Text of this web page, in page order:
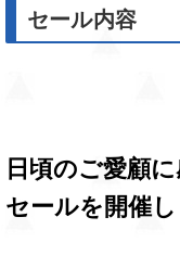
セール内容
日頃のご愛顧
セールを開催し